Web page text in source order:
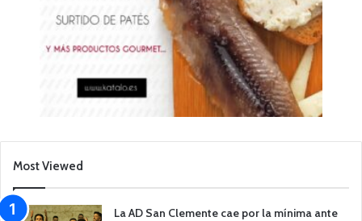
Most Viewed
La AD San Clemente cae por la mínima ante